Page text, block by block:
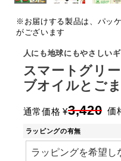
※お届けする製品は、パッ
がございます
人にも地球にもやさしい
スマートグリ
ブオイルとご
通常価格 ¥3,420 価
ラッピングの有無